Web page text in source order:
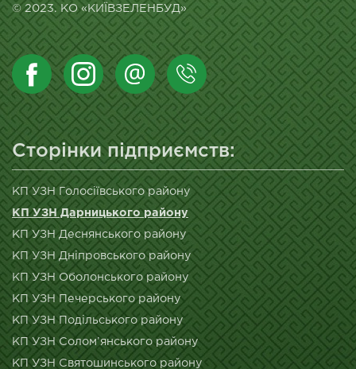
© 2023. КО «КИЇВЗЕЛЕНБУД»
Сторінки підприємств:
КП УЗН Голосіївського району
КП УЗН Дарницького району
КП УЗН Деснянського району
КП УЗН Дніпровського району
КП УЗН Оболонського району
КП УЗН Печерського району
КП УЗН Подільського району
КП УЗН Солом’янського району
КП УЗН Святошинського району